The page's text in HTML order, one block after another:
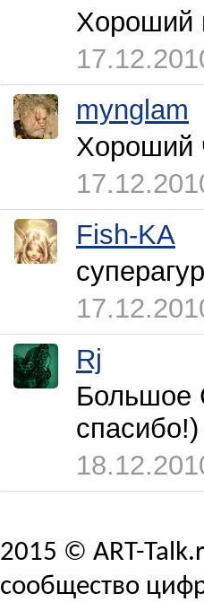
Хороший
mynglam
Хороший
Fish-KA
Rj
Большое
спасибо!)
2015 © ART-
сообщество